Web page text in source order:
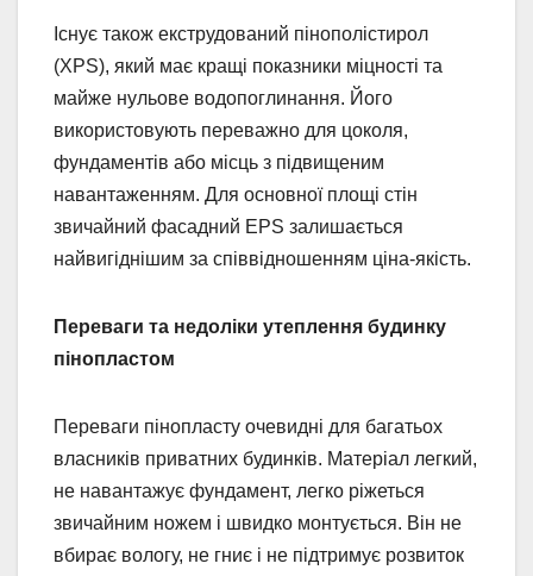
Існує також екструдований пінополістирол
(XPS), який має кращі показники міцності та
майже нульове водопоглинання. Його
використовують переважно для цоколя,
фундаментів або місць з підвищеним
навантаженням. Для основної площі стін
звичайний фасадний EPS залишається
найвигіднішим за співвідношенням ціна-якість.
Переваги та недоліки утеплення будинку
пінопластом
Переваги пінопласту очевидні для багатьох
власників приватних будинків. Матеріал легкий,
не навантажує фундамент, легко ріжеться
звичайним ножем і швидко монтується. Він не
вбирає вологу, не гниє і не підтримує розвиток